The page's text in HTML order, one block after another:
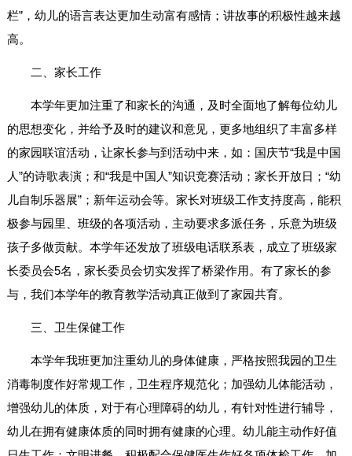
栏”，幼儿的语言表达更加生动富有感情；讲故事的积极性越来越
高。
二、家长工作
本学年更加注重了和家长的沟通，及时全面地了解每位幼儿
的思想变化，并给予及时的建议和意见，更多地组织了丰富多样
的家园联谊活动，让家长参与到活动中来，如：国庆节“我是中国
人”的诗歌表演；和“我是中国人”知识竞赛活动；家长开放日；“幼
儿自制乐器展”；新年运动会等。家长对班级工作支持度高，能积
极参与园里、班级的各项活动，主动要求多派任务，乐意为班级
孩子多做贡献。本学年还发放了班级电话联系表，成立了班级家
长委员会5名，家长委员会切实发挥了桥梁作用。有了家长的参
与，我们本学年的教育教学活动真正做到了家园共育。
三、卫生保健工作
本学年我班更加注重幼儿的身体健康，严格按照我园的卫生
消毒制度作好常规工作，卫生程序规范化；加强幼儿体能活动，
增强幼儿的体质，对于有心理障碍的幼儿，有针对性进行辅导，
幼儿在拥有健康体质的同时拥有健康的心理。幼儿能主动作好值